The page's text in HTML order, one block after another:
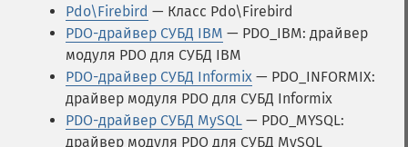
Pdo\Firebird — Класс Pdo\Firebird
PDO-драйвер СУБД IBM — PDO_IBM: драйвер
модуля PDO для СУБД IBM
PDO-драйвер СУБД Informix — PDO_INFORMIX:
драйвер модуля PDO для СУБД Informix
PDO-драйвер СУБД MySQL — PDO_MYSQL:
драйвер модуля PDO для СУБД MySQL